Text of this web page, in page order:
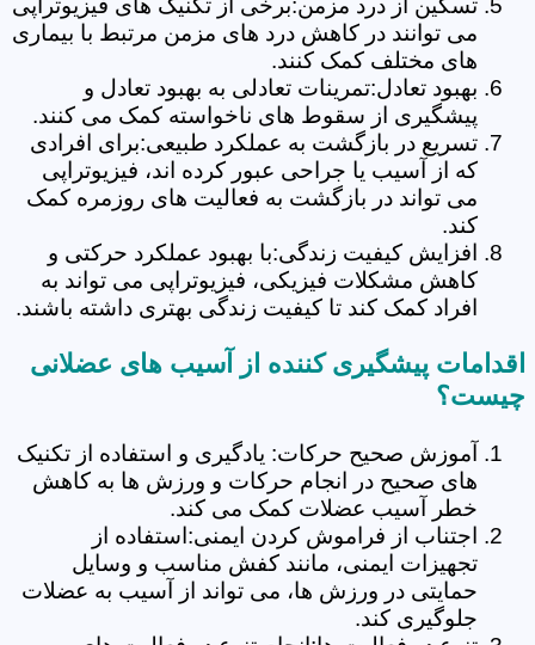
می توانند در کاهش درد های مزمن مرتبط با بیماری
های مختلف کمک کنند.
بهبود تعادل:تمرینات تعادلی به بهبود تعادل و
پیشگیری از سقوط های ناخواسته کمک می کنند.
تسریع در بازگشت به عملکرد طبیعی:برای افرادی
که از آسیب یا جراحی عبور کرده اند، فیزیوتراپی
می تواند در بازگشت به فعالیت های روزمره کمک
کند.
افزایش کیفیت زندگی:با بهبود عملکرد حرکتی و
کاهش مشکلات فیزیکی، فیزیوتراپی می تواند به
افراد کمک کند تا کیفیت زندگی بهتری داشته باشند.
اقدامات پیشگیری کننده از آسیب های عضلانی
چیست؟
آموزش صحیح حرکات: یادگیری و استفاده از تکنیک
های صحیح در انجام حرکات و ورزش ها به کاهش
خطر آسیب عضلات کمک می کند.
اجتناب از فراموش کردن ایمنی:استفاده از
تجهیزات ایمنی، مانند کفش مناسب و وسایل
حمایتی در ورزش ها، می تواند از آسیب به عضلات
جلوگیری کند.